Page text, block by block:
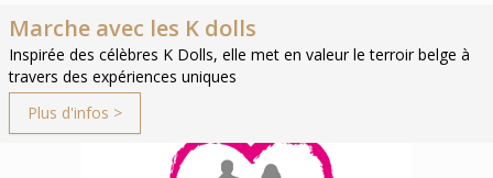
Marche avec les K dolls
Inspirée des célèbres K Dolls, elle met en valeur le terroir belge à
travers des expériences uniques
Plus d'infos >